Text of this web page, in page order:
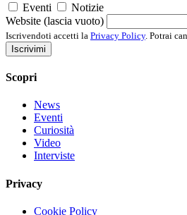
Eventi
Notizie
Website (lascia vuoto)
Iscrivendoti accetti la Privacy Policy. Potrai
Iscrivimi
Scopri
News
Eventi
Curiosità
Video
Interviste
Privacy
Cookie Policy